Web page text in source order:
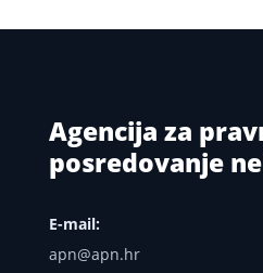
Agencija za
posredovanje
E-mail:
apn@apn.hr